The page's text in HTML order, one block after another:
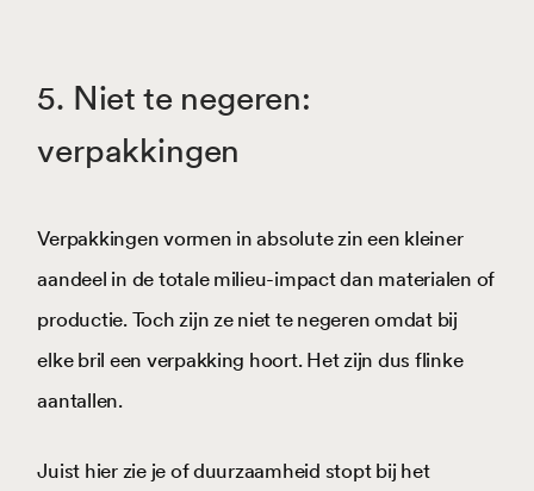
5. Niet te negeren:
verpakkingen
Verpakkingen vormen in absolute zin een kleiner
aandeel in de totale milieu-impact dan materialen of
productie. Toch zijn ze niet te negeren omdat bij
elke bril een verpakking hoort. Het zijn dus flinke
aantallen.
Juist hier zie je of duurzaamheid stopt bij het